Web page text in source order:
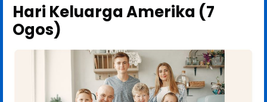
Hari Keluarga Amerika (7
Ogos)